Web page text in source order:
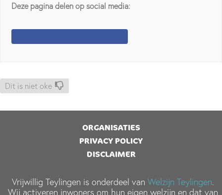
Deze pagina delen op social media:
Dit is niet oke
ORGANISATIES
PRIVACY POLICY
DISCLAIMER
Vrijwillig Teylingen is onderdeel vanWelzijn Teylingen.
Wij activeren inwoners om hun eigen welzijn en dat van